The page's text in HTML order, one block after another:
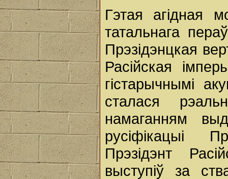
Гэтая агідная
татальнага
Прэзідэнцкая
Расійская
гістарычнымі
сталася
намаганням
русіфікацыі
Прэзідэнт
выступіў за